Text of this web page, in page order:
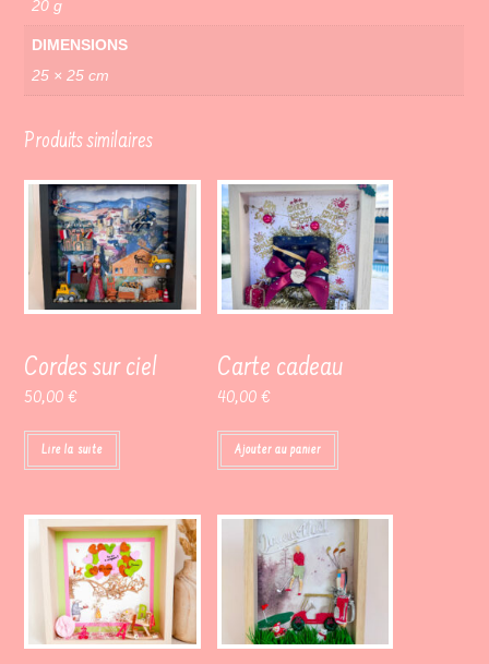
20 g
DIMENSIONS
25 × 25 cm
Produits similaires
Cordes sur ciel
50,00€
Lire la suite
Carte cadeau
40,00 €
Ajouter au panier